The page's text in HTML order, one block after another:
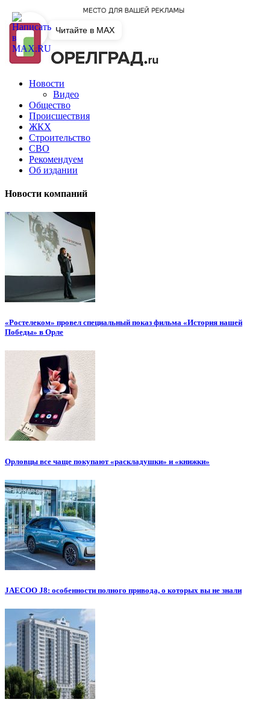
Новости
Видео
Общество
Происшествия
ЖКХ
Строительство
СВО
Рекомендуем
Об издании
Новости компаний
«Ростелеком» провел специальный показ фильма «История нашей
Победы» в Орле
Орловцы все чаще покупают «раскладушки» и «книжки»
JAECOO J8: особенности полного привода, о которых вы не знали
Читайте в MAX